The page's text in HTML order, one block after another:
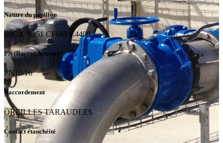
Nature du papillon
INOX A351 CF8M/1.4408
PN (Raccordement)
PN10/16
Raccordement
OREILLES TARAUDEES
Contact étanchéité